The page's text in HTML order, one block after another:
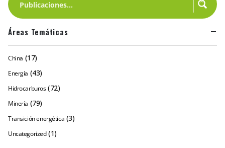
Áreas Temáticas
China (17)
Energía (43)
Hidrocarburos (72)
Minería (79)
Transición energética (3)
Uncategorized (1)